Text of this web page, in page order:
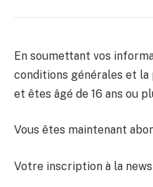
En soumettant vos
conditions générales et
et êtes âgé de 16 ans ou
Vous êtes maintenant
Votre inscription à la